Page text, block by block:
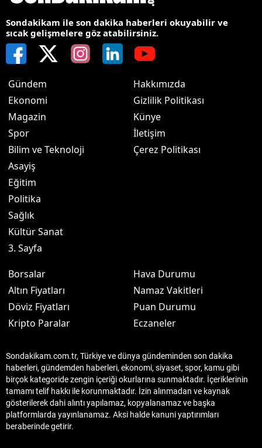
Sondakikam ile son dakika haberleri okuyabilir ve
sıcak gelişmelere göz atabilirsiniz.
Gündem
Ekonomi
Magazin
Spor
Bilim ve Teknoloji
Asayiş
Eğitim
Politika
Sağlık
Kültür Sanat
3. Sayfa
Hakkımızda
Gizlilik Politikası
Künye
İletişim
Çerez Politikası
Borsalar
Altın Fiyatları
Döviz Fiyatları
Kripto Paralar
Hava Durumu
Namaz Vakitleri
Puan Durumu
Eczaneler
Sondakikam.com.tr, Türkiye ve dünya gündeminden son dakika
haberleri, gündemden haberleri, ekonomi, siyaset, spor, kamu gibi
birçok kategoride zengin içeriği okurlarına sunmaktadır. İçeriklerinin
tamamı telif hakkı ile korunmaktadır. İzin alınmadan ve kaynak
gösterilerek dahi alıntı yapılamaz, kopyalanamaz ve başka
platformlarda yayınlanamaz. Aksi halde kanuni yaptırımları
beraberinde getirir.